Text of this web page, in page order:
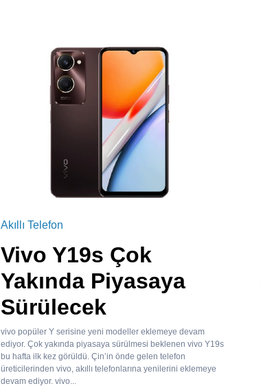
Akıllı Telefon
Vivo Y19s Çok
Yakında Piyasaya
Sürülecek
vivo popüler Y serisine yeni modeller eklemeye devam
ediyor. Çok yakında piyasaya sürülmesi beklenen vivo Y19s
bu hafta ilk kez görüldü. Çin’in önde gelen telefon
üreticilerinden vivo, akıllı telefonlarına yenilerini eklemeye
devam ediyor. vivo...